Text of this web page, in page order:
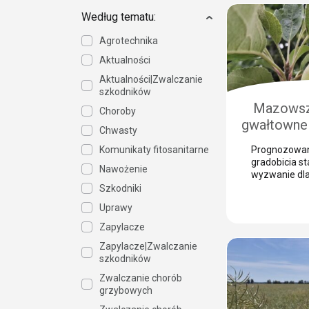
Według tematu:
Agrotechnika
Aktualności
Aktualności|Zwalczanie
szkodników
Choroby
Chwasty
Komunikaty fitosanitarne
Nawożenie
Szkodniki
Uprawy
Zapylacze
Zapylacze|Zwalczanie
szkodników
Zwalczanie chorób
grzybowych
bramą dla
szkodniki,
jesieni.
wyjaśnia, […]
gradobicia
wyzwanie
kluczem do
strat jest
takim
patogenów
przed
Justyna